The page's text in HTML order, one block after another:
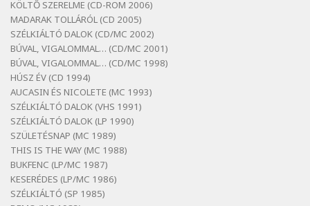
Bertók László: Diófa-levélen
Szélkiáltó
Bertók László: El-elképzelem a falansztert
Szélkiáltó
Bertók László: Elmenni kevés, itt maradni
sok
Szélkiáltó
Bertók László: Mintha már pénteken
vasárnap
Szélkiáltó
Bertók László: Ó, az a hol volt vicinális
KÖLTŐ SZERELME (CD-ROM 2006)
MADARAK TOLLÁRÓL (CD 2005)
SZÉLKIÁLTÓ DALOK (CD/MC 2002)
BÚVAL, VIGALOMMAL… (CD/MC 2001)
BÚVAL, VIGALOMMAL… (CD/MC 1998)
HÚSZ ÉV (CD 1994)
AUCASIN ÉS NICOLETE (MC 1993)
SZÉLKIÁLTÓ DALOK (VHS 1991)
SZÉLKIÁLTÓ DALOK (LP 1990)
SZÜLETÉSNAP (MC 1989)
THIS IS THE WAY (MC 1988)
BUKFENC (LP/MC 1987)
KESERÉDES (LP/MC 1986)
SZÉLKIÁLTÓ (SP 1985)